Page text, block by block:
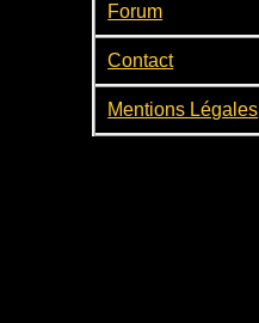
Forum
Contact
Mentions Légales